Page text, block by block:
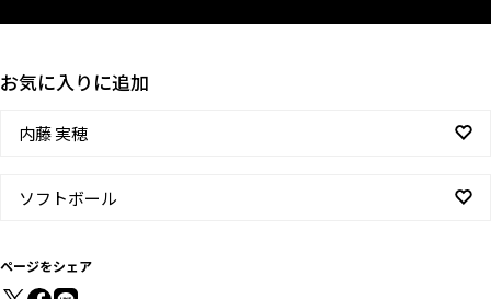
お気に入りに追加
内藤 実穂
ソフトボール
ページをシェア